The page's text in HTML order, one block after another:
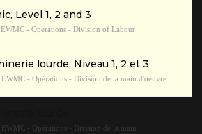
Level 1, 2 and 3
EWMC - Operations - Division of Labour
lourde, Niveau 1, 2 et 3
EWMC - Opérations - Division de la main d'oeuvre
EWMC - Opérations - Division de la main